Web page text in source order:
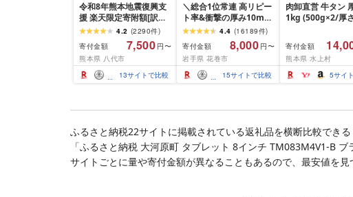
令和8年熊本地震復興支
援 楽天限定寄附額[訳あ
り]牛タン 500g〜2kg 肉
牛肉 訳あり 牛タン 冷凍
小分け 厚切り 薄切り 食
べ比べ 500g 1kg 1.5kg
2kg 牛 人気 ビーフ 牛た
ん ふるさと納税 ランキ
4.2 (2290件)
寄付金額
7,500 円〜
熊本県 八代市
13サイトで比較
＼総合1位常連 高リピー
ト率&衝撃の厚み10mm
厚切り牛タン 塩味/ ≪ス
ピード発送!!10営業日以
内発送≫ 選べる内容量
500g / 1kg 定期便 毎月
届く 牛肉 肉 BBQ ふるさ
と 人気 ランキング 岩手
4.4 (16189件)
寄付金額
8,000 円〜
岩手県 花巻市
15サイトで比較
肉卸直営 牛タン
1kg (500g×2/厚
牛肉 焼肉 冷凍 ス
業務用 バーベキ
BBQ おつまみ ギ
祝い お中元 夏ギ
寄付金額
熊本県 水上村
5サイ
ふるさと納税22サイトに掲載されている返礼品を横断比較できる
「ふるさと納税 大河原町 タブレット 8インチ TM083M4V1-B
サイトごとに量や寄付金額が異なることもあるので、最安値を見